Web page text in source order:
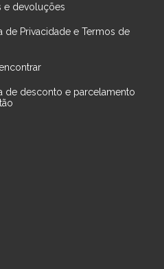
e devoluções
de Privacidade e Termos de
de desconto e parcelamento